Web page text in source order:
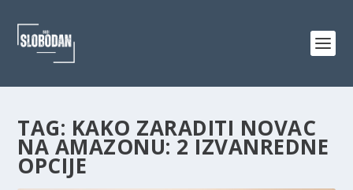
TAG: KAKO ZARADITI NOVAC
NA AMAZONU: 2 IZVANREDNE
OPCIJE